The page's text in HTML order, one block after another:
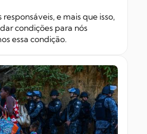
e mais que isso,
condições para nós
essa condição.